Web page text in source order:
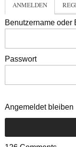
ANMELDEN
Benutzername oder
Passwort
Angemeldet bleiben